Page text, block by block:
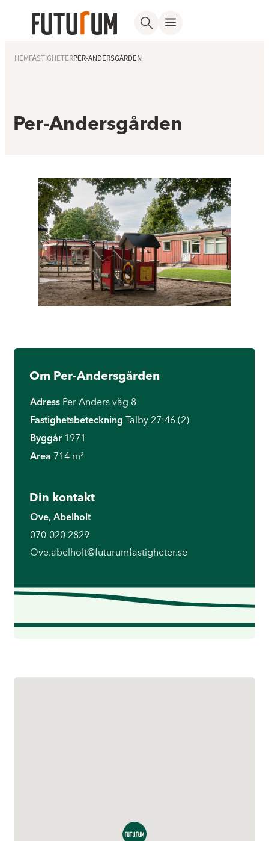
HEMFASTIGHETERPER-ANDERSGÅRDEN
Per-Andersgården
Om Per-Andersgården
Adress Per Anders väg 8
Fastighetsbeteckning Talby 27:46 (2)
Byggår 1971
Area 714 m²
Din kontakt
Ove, Abelholt
070-020 2829
Ove.abelholt@futurumfastigheter.se